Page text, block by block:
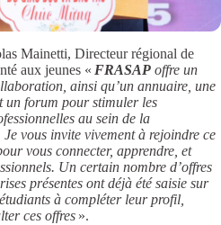
Mainetti, Directeur régional de
aux jeunes « FRASAP offre un
ainsi qu’un annuaire, une
un forum pour stimuler les
au sein de la
vous invite vivement à rejoindre ce
vous connecter, apprendre, et
Un certain nombre d’offres
présentes ont déjà été saisie sur
à compléter leur profil,
ces offres ».